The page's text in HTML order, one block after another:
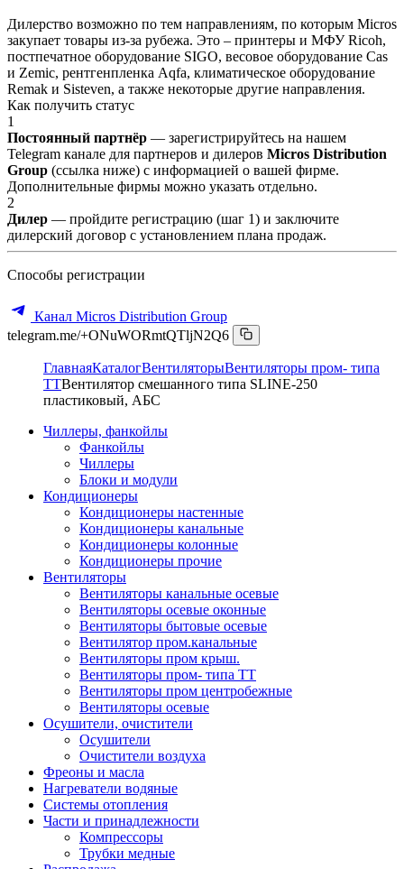
Дилерство возможно по тем направлениям, по которым Micros
закупает товары из-за рубежа. Это – принтеры и МФУ Ricoh,
постпечатное оборудование SIGO, весовое оборудование Cas
и Zemic, рентгенпленка Aqfa, климатическое оборудование
Remak и Sisteven, а также некоторые другие направления.
Как получить статус
1
Постоянный партнёр — зарегистрируйтесь на нашем
Telegram канале для партнеров и дилеров Micros Distribution
Group (ссылка ниже) с информацией о вашей фирме.
Дополнительные фирмы можно указать отдельно.
2
Дилер — пройдите регистрацию (шаг 1) и заключите
дилерский договор с установлением плана продаж.
Способы регистрации
Канал Micros Distribution Group
telegram.me/+ONuWORmtQTljN2Q6
ГлавнаяКаталогВентиляторыВентиляторы пром- типа
ТТВентилятор смешанного типа SLINE-250
пластиковый, АБС
Чиллеры, фанкойлы
Фанкойлы
Чиллеры
Блоки и модули
Кондиционеры
Кондиционеры настенные
Кондиционеры канальные
Кондиционеры колонные
Кондиционеры прочие
Вентиляторы
Вентиляторы канальные осевые
Вентиляторы осевые оконные
Вентиляторы бытовые осевые
Вентилятор пром.канальные
Вентиляторы пром крыш.
Вентиляторы пром- типа ТТ
Вентиляторы пром центробежные
Вентиляторы осевые
Осушители, очистители
Осушители
Очистители воздуха
Фреоны и масла
Нагреватели водяные
Системы отопления
Части и принадлежности
Компрессоры
Трубки медные